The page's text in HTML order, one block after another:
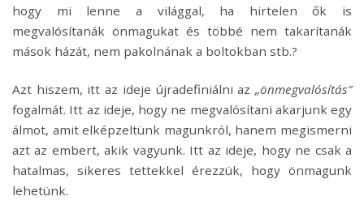
hogy mi lenne a világgal, ha hirtelen ők is
megvalósítanák önmagukat és többé nem takarítanák
mások házát, nem pakolnának a boltokban stb.?
Azt hiszem, itt az ideje újradefiniálni az „önmegvalósítás”
fogalmát. Itt az ideje, hogy ne megvalósítani akarjunk egy
álmot, amit elképzeltünk magunkról, hanem megismerni
azt az embert, akik vagyunk. Itt az ideje, hogy ne csak a
hatalmas, sikeres tettekkel érezzük, hogy önmagunk
lehetünk.